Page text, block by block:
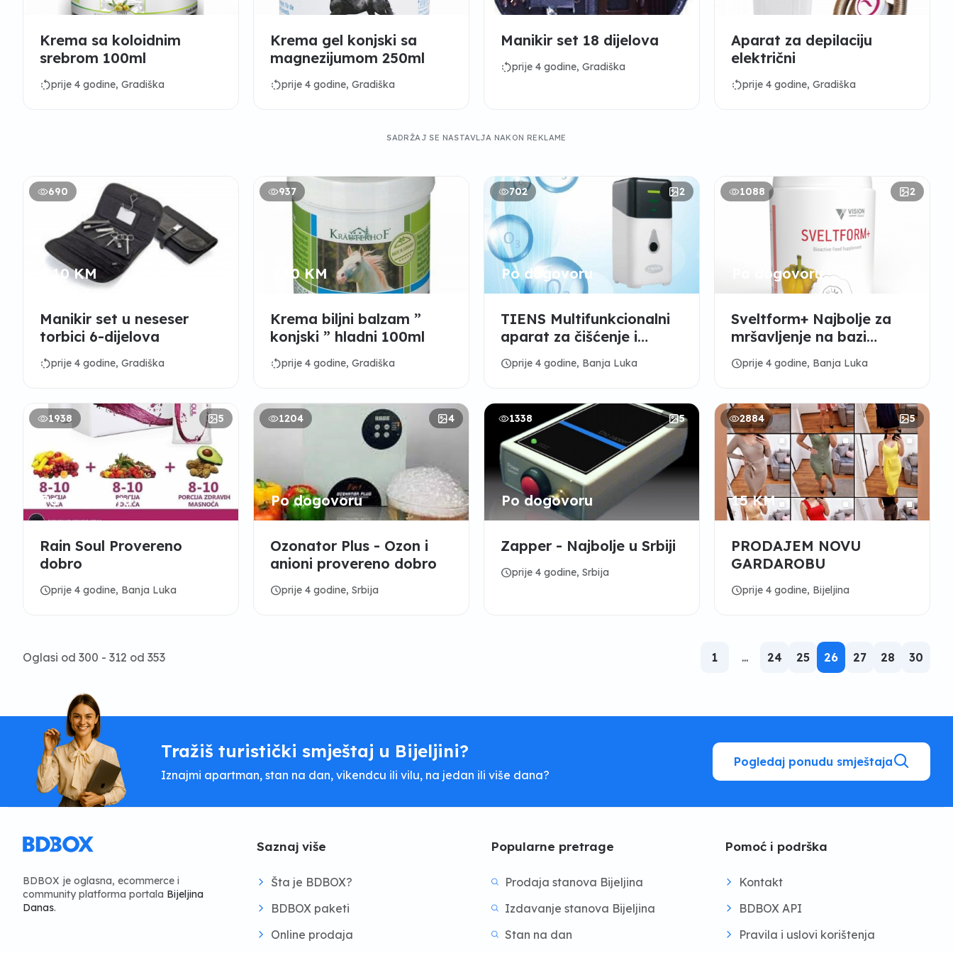
Krema sa koloidnim
srebrom 100ml
rotate_leftprije 4 godine, Gradiška
Krema gel konjski sa
magnezijumom 250ml
rotate_leftprije 4 godine, Gradiška
Manikir set 18 dijelova
rotate_leftprije 4 godine, Gradiška
Aparat za depilaciju
električni
rotate_leftprije 4 godine, Gradiška
SADRŽAJ SE NASTAVLJA NAKON REKLAME
690
8,10 KM
Manikir set u neseser
torbici 6-dijelova
rotate_leftprije 4 godine, Gradiška
937
2,30 KM
Krema biljni balzam ”
konjski ” hladni 100ml
rotate_leftprije 4 godine, Gradiška
702 2
Po dogovoru
TIENS Multifunkcionalni
aparat za čišćenje i
osvežavanje prostora
scheduleprije 4 godine, Banja Luka
1088 2
Po dogovoru
Sveltform+ Najbolje za
mršavljenje na bazi
garsinije
scheduleprije 4 godine, Banja Luka
1938 5
Po dogovoru
Rain Soul Provereno
dobro
scheduleprije 4 godine, Banja Luka
1204 4
Po dogovoru
Ozonator Plus - Ozon i
anioni provereno dobro
scheduleprije 4 godine, Srbija
1338 5
Po dogovoru
Zapper - Najbolje u Srbiji
scheduleprije 4 godine, Srbija
2884 5
15 KM
PRODAJEM NOVU
GARDAROBU
scheduleprije 4 godine, Bijeljina
Oglasi od 300 - 312 od 353 1 ... 24 25 26 27 28 30
Tražiš turistički smještaj u Bijeljini?
Iznajmi apartman, stan na dan, vikendcu ili vilu, na jedan ili više dana?
Pogledaj ponudu smještaja
BDBOX je oglasna, ecommerce i
community platforma portala Bijeljina
Danas.
Saznaj više
Šta je BDBOX?
BDBOX paketi
Online prodaja
Popularne pretrage
Prodaja stanova Bijeljina
Izdavanje stanova Bijeljina
Stan na dan
Pomoć i podrška
Kontakt
BDBOX API
Pravila i uslovi korištenja